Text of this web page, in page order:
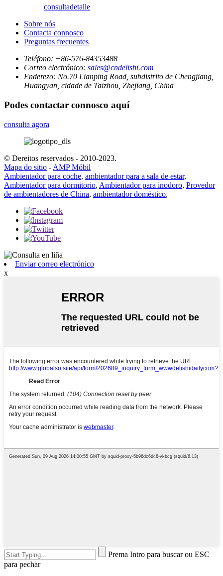
consultadetalle
Sobre nós
Contacta connosco
Preguntas frecuentes
Teléfono: +86-576-84353488
Correo electrónico: sales@cndelishi.com
Enderezo: No.70 Lianping Road, subdistrito de Chengjiang,
Huangyan, cidade de Taizhou, Zhejiang, China
Podes contactar connosco aquí
consulta agora
© Dereitos reservados - 2010-2023.
Mapa do sitio - AMP Móbil
Ambientador para coche, ambientador para a sala de estar,
Ambientador para dormitorio, Ambientador para inodoro, Provedor
de ambientadores de China, ambientador doméstico,
Enviar correo electrónico
x
Prema Intro para buscar ou ESC
para pechar